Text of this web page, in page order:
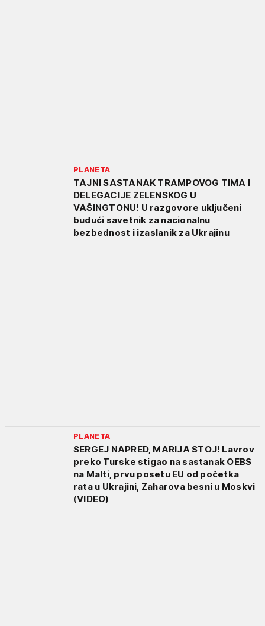
PLANETA
TAJNI SASTANAK TRAMPOVOG TIMA I
DELEGACIJE ZELENSKOG U
VAŠINGTONU! U razgovore uključeni
budući savetnik za nacionalnu
bezbednost i izaslanik za Ukrajinu
PLANETA
SERGEJ NAPRED, MARIJA STOJ! Lavrov
preko Turske stigao na sastanak OEBS
na Malti, prvu posetu EU od početka
rata u Ukrajini, Zaharova besni u Moskvi
(VIDEO)